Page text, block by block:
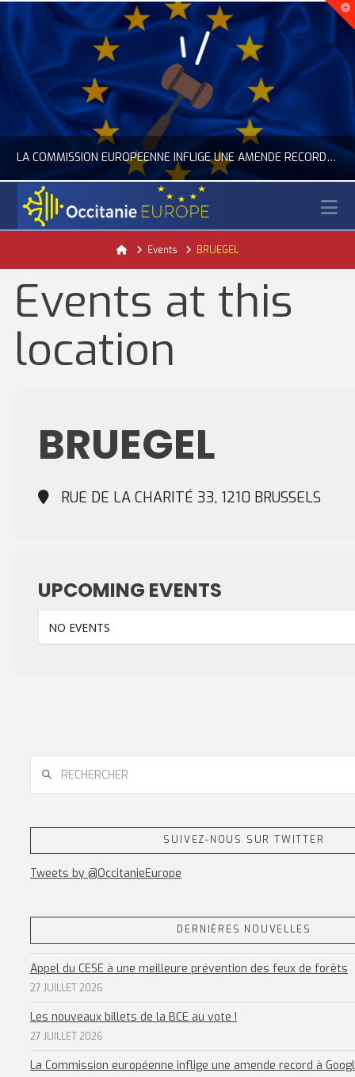
LA COMMISSION EUROPÉENNE INFLIGE UNE AMENDE RECORD À GOOGLE
ACTUALITÉ DE L'UNION EUROPÉENNE, ACTUALITÉ DE LA REPRÉSENTATION D’OCCITANIE EUROPE, NUMÉRIQUE- DIGITAL
JUILLET 24, 2026
HomeEvents BRUEGEL
Events at this
location
BRUEGEL
RUE DE LA CHARITÉ 33, 1210 BRUSSELS
UPCOMING EVENTS
NO EVENTS
SUIVEZ-NOUS SUR TWITTER
Tweets by @OccitanieEurope
DERNIÈRES NOUVELLES
Appel du CESE à une meilleure prévention des feux de forêts
27 JUILLET 2026
Les nouveaux billets de la BCE au vote !
27 JUILLET 2026
La Commission européenne inflige une amende record à